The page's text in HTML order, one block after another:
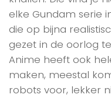
elke Gundam serie
die op bijna
gezet in de oorlog
Anime heeft ook
maken, meestal
robots voor, lekker